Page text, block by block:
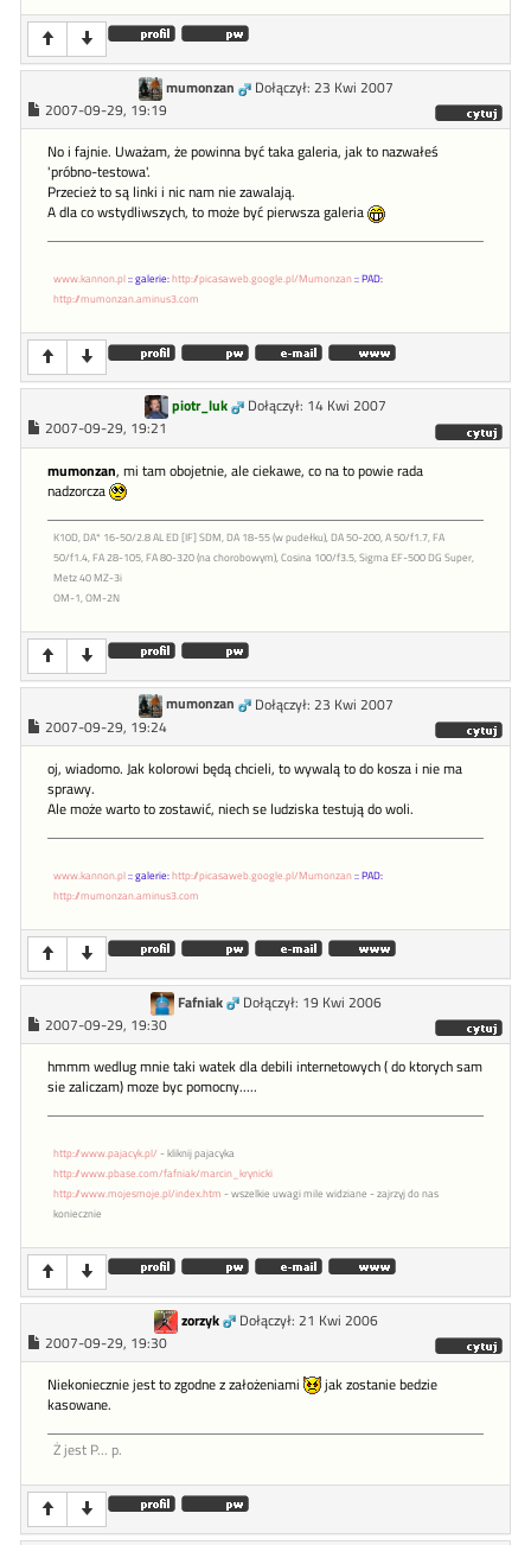
mumonzan
Dołączył: 23 Kwi 2007
2007-09-29, 19:19
No i fajnie. Uważam, że powinna być taka galeria, jak to nazwałeś
'próbno-testowa'.
Przecież to są linki i nic nam nie zawalają.
A dla co wstydliwszych, to może być pierwsza galeria
www.kannon.pl:: galerie:http://picasaweb.google.pl/Mumonzan:: PAD:
http://mumonzan.aminus3.com
piotr_luk
Dołączył: 14 Kwi 2007
2007-09-29, 19:21
mumonzan, mi tam obojetnie, ale ciekawe, co na to powie rada
nadzorcza
K10D, DA* 16-50/2.8 AL ED [IF] SDM, DA 18-55 (w pudełku), DA 50-200, A 50/f1.7, FA
50/f1.4, FA 28-105, FA 80-320 (na chorobowym), Cosina 100/f3.5, Sigma EF-500 DG Super,
Metz 40 MZ-3i
OM-1, OM-2N
mumonzan
Dołączył: 23 Kwi 2007
2007-09-29, 19:24
oj, wiadomo. Jak kolorowi będą chcieli, to wywalą to do kosza i nie ma
sprawy.
Ale może warto to zostawić, niech se ludziska testują do woli.
www.kannon.pl:: galerie:http://picasaweb.google.pl/Mumonzan:: PAD:
http://mumonzan.aminus3.com
Fafniak
Dołączył: 19 Kwi 2006
2007-09-29, 19:30
hmmm wedlug mnie taki watek dla debili internetowych ( do ktorych sam
sie zaliczam) moze byc pomocny.....
http://www.pajacyk.pl/ - kliknij pajacyka
http://www.pbase.com/fafniak/marcin_krynicki
http://www.mojesmoje.pl/index.htm - wszelkie uwagi mile widziane - zajrzyj do nas
koniecznie
zorzyk
Dołączył: 21 Kwi 2006
2007-09-29, 19:30
Niekoniecznie jest to zgodne z założeniami
jak zostanie bedzie
kasowane.
Ż jest P... p.